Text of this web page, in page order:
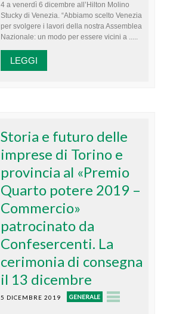
4 a venerdì 6 dicembre all’Hilton Molino
Stucky di Venezia. “Abbiamo scelto Venezia
per svolgere i lavori della nostra Assemblea
Nazionale: un modo per essere vicini a .....
LEGGI
Storia e futuro delle
imprese di Torino e
provincia al «Premio
Quarto potere 2019 –
Commercio»
patrocinato da
Confesercenti. La
cerimonia di consegna
il 13 dicembre
5 DICEMBRE 2019 GENERALE